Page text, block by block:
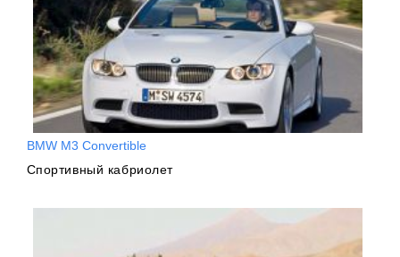
BMW M3 Convertible
Спортивный кабриолет